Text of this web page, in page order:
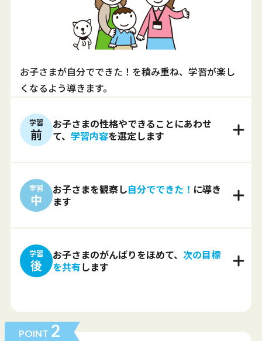
お子さまが自分でできた！を積み重ね、学習が楽し
くなるよう導きます。
学習
前
お子さまの性格やできることにあわせ
て、学習内容を選定します
学習
中
お子さまを観察し自分でできた！ に導き
ます
学習
後
お子さまのがんばりをほめて、 次の目標
を共有します
POINT 2